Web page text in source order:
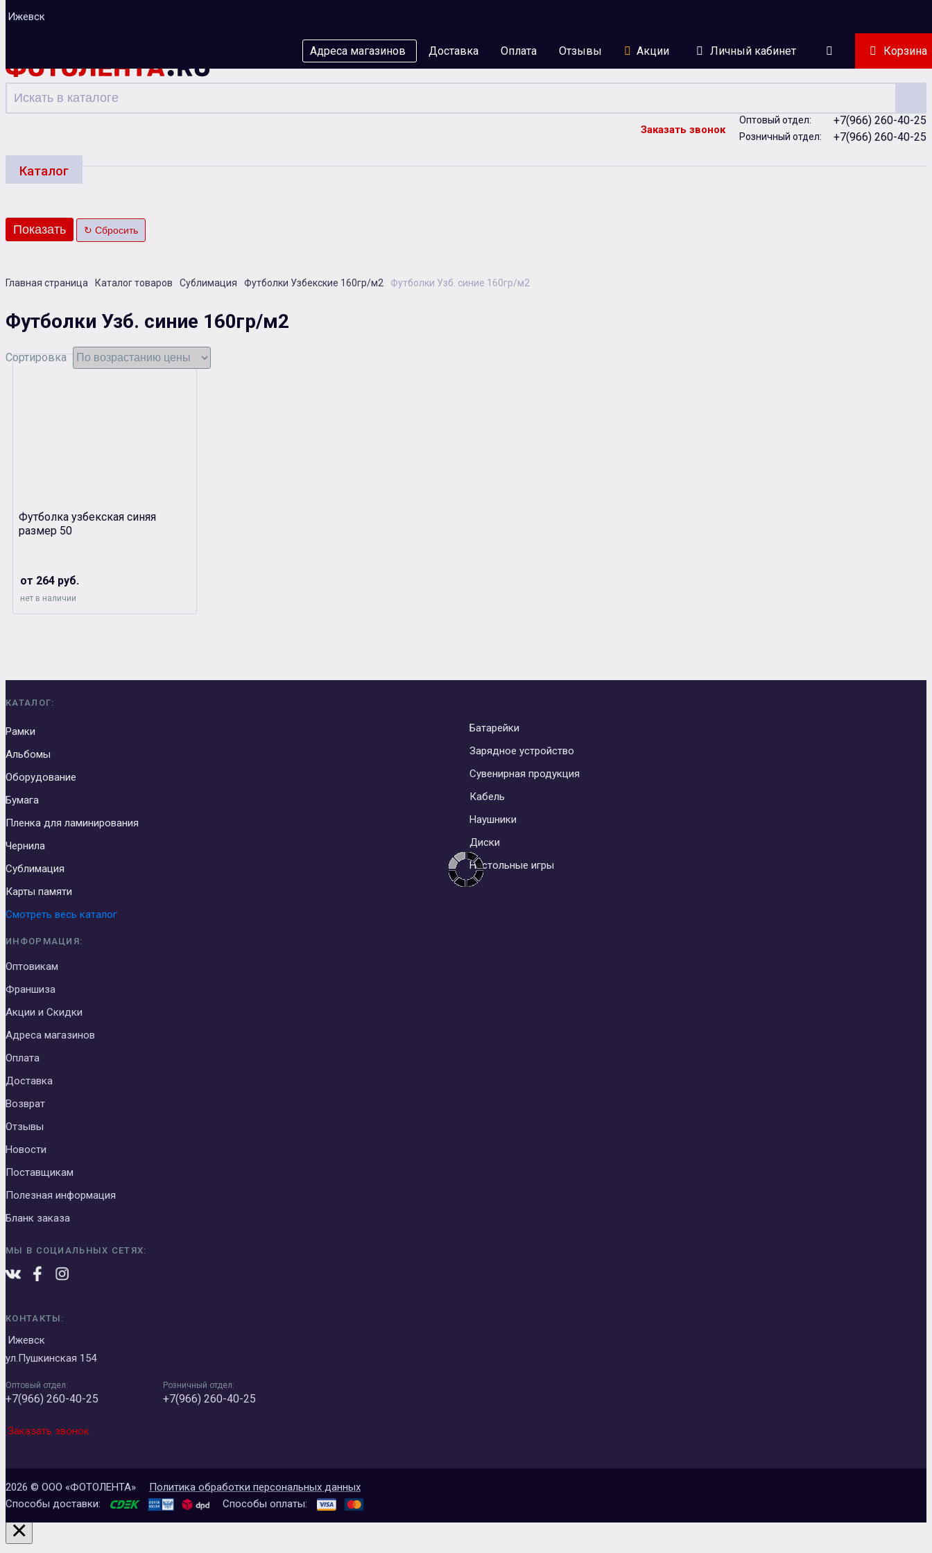
Ижевск
Адреса магазинов Доставка Оплата Отзывы Акции Личный кабинет Корзина
Заказать звонок
Оптовый отдел: +7(966) 260-40-25
Розничный отдел: +7(966) 260-40-25
Каталог
Главная страница Каталог товаров Сублимация Футболки Узбекские 160гр/м2 Футболки Узб. синие 160гр/м2
Футболки Узб. синие 160гр/м2
Сортировка
Футболка узбекская синяя
размер 50
от 264 руб.
нет в наличии
КАТАЛОГ:
Рамки
Альбомы
Оборудование
Бумага
Пленка для ламинирования
Чернила
Сублимация
Карты памяти
Батарейки
Зарядное устройство
Сувенирная продукция
Кабель
Наушники
Диски
Настольные игры
Смотреть весь каталог
ИНФОРМАЦИЯ:
Оптовикам
Франшиза
Акции и Скидки
Адреса магазинов
Оплата
Доставка
Возврат
Отзывы
Новости
Поставщикам
Полезная информация
Бланк заказа
МЫ В СОЦИАЛЬНЫХ СЕТЯХ:
КОНТАКТЫ:
Ижевск
ул.Пушкинская 154
Оптовый отдел:
+7(966) 260-40-25
Розничный отдел:
+7(966) 260-40-25
Заказать звонок
2026 © ООО «ФОТОЛЕНТА»
Политика обработки персональных данных
Способы доставки:
Способы оплаты:
×